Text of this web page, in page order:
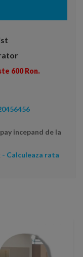
600 Ron.
incepand de la
- Calculeaza rata